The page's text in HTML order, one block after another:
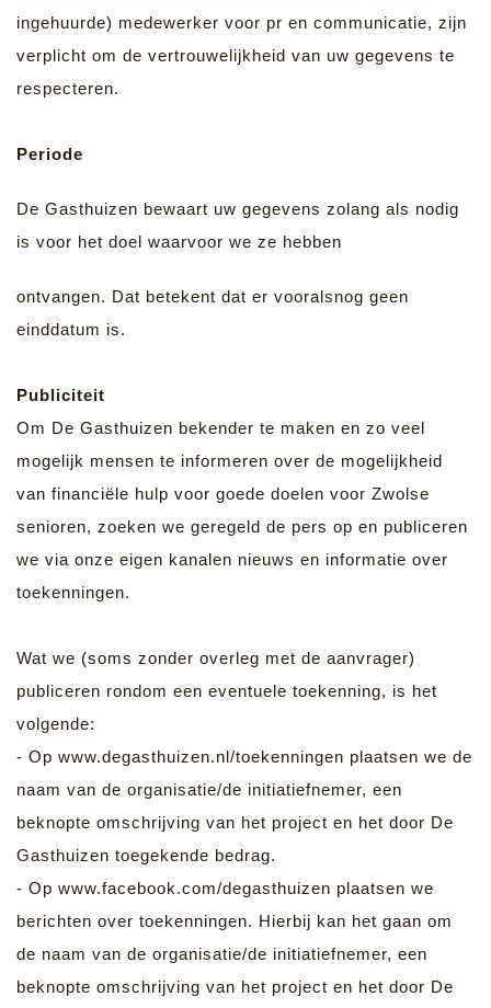
ingehuurde) medewerker voor pr en communicatie, zijn
verplicht om de vertrouwelijkheid van uw gegevens te
respecteren.
Periode
De Gasthuizen bewaart uw gegevens zolang als nodig
is voor het doel waarvoor we ze hebben
ontvangen. Dat betekent dat er vooralsnog geen
einddatum is.
Publiciteit
Om De Gasthuizen bekender te maken en zo veel
mogelijk mensen te informeren over de mogelijkheid
van financiële hulp voor goede doelen voor Zwolse
senioren, zoeken we geregeld de pers op en publiceren
we via onze eigen kanalen nieuws en informatie over
toekenningen.
Wat we (soms zonder overleg met de aanvrager)
publiceren rondom een eventuele toekenning, is het
volgende:
- Op www.degasthuizen.nl/toekenningen plaatsen we de
naam van de organisatie/de initiatiefnemer, een
beknopte omschrijving van het project en het door De
Gasthuizen toegekende bedrag.
- Op www.facebook.com/degasthuizen plaatsen we
berichten over toekenningen. Hierbij kan het gaan om
de naam van de organisatie/de initiatiefnemer, een
beknopte omschrijving van het project en het door De